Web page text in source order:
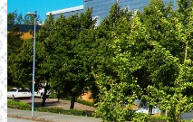
TJÄNSTER
PRINT
FOTO